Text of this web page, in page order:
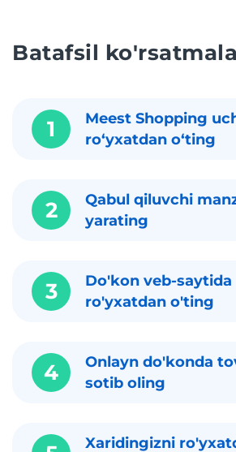
Batafsil
1
Meest Shopping
roʻyxatdan oʻting
2
Qabul qiluvchi
yarating
3
Do'kon veb-saytida
ro'yxatdan o'ting
4
Onlayn do'konda
sotib oling
Xaridingizni